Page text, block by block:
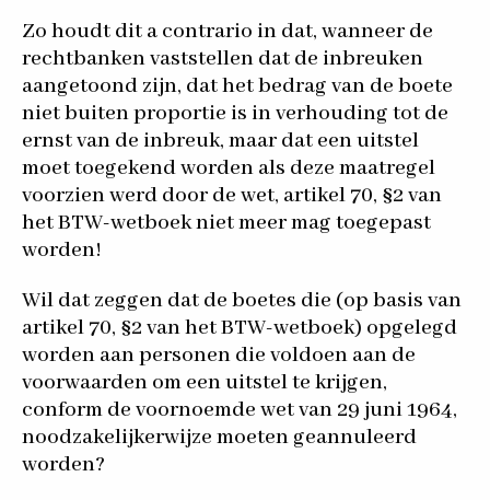
Zo houdt dit a contrario in dat, wanneer de
rechtbanken vaststellen dat de inbreuken
aangetoond zijn, dat het bedrag van de boete
niet buiten proportie is in verhouding tot de
ernst van de inbreuk, maar dat een uitstel
moet toegekend worden als deze maatregel
voorzien werd door de wet, artikel 70, §2 van
het BTW-wetboek niet meer mag toegepast
worden!
Wil dat zeggen dat de boetes die (op basis van
artikel 70, §2 van het BTW-wetboek) opgelegd
worden aan personen die voldoen aan de
voorwaarden om een uitstel te krijgen,
conform de voornoemde wet van 29 juni 1964,
noodzakelijkerwijze moeten geannuleerd
worden?